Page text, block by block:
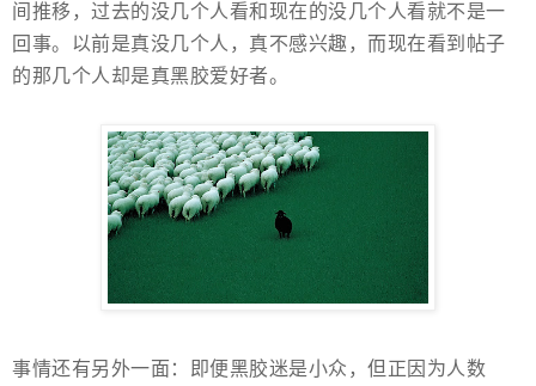
间推移，过去的没几个人看和现在的没几个人看就不是一
回事。以前是真没几个人，真不感兴趣，而现在看到帖子
的那几个人却是真黑胶爱好者。
事情还有另外一面：即便黑胶迷是小众，但正因为人数